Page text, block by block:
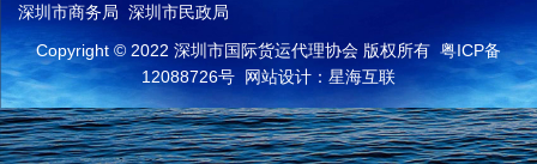
深圳市商务局 深圳市民政局
Copyright © 2022 深圳市国际货运代理协会 版权所有 粤ICP备
12088726号 网站设计：星海互联